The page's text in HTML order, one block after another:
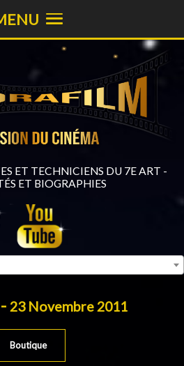
ET TECHNICIENS DU 7E ART -
ET BIOGRAPHIES
23 Novembre 2011
Boutique